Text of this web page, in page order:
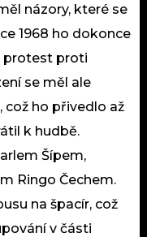
názory, které se
1968 ho dokonce
protest proti
se měl ale
ho přivedlo až
k hudbě.
Šípem,
Ringo Čechem.
na špacír, což
v části